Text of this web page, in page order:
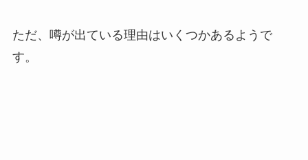
ただ、噂が出ている理由はいくつかあるようで
す。